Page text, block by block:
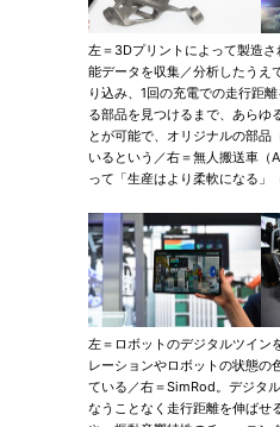
左＝3Dプリントによって製造
能データを収集／分析したうえ
り込み、1回の充電での走行距
る部品を見つけるまで、あらゆ
とが可能で、オリジナルの部品
いるという／右＝無人搬送車（
って「生産はより柔軟になる」
左＝ロボットのデジタルツイン
レーションやロボットの状態の
ている／右＝SimRod。デジタ
なうことなく走行距離を伸ばせ